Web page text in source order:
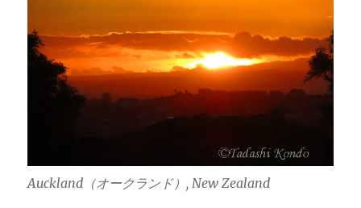
Auckland（オークランド）, New Zealand